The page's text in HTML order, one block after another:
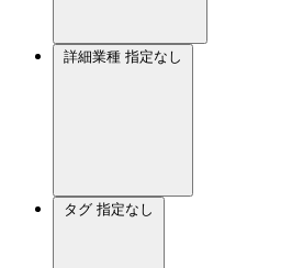
詳細業種 指定なし
タグ 指定なし